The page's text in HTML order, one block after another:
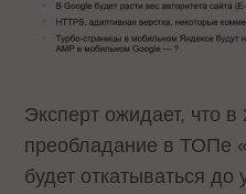
Эксперт ожидает, что в
преобладание в ТОПе
будет откатываться